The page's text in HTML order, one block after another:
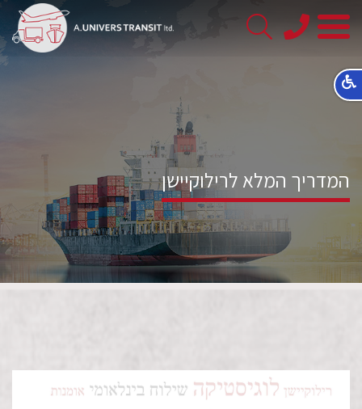
08-
8563145
המדריך המלא לרילוקיישן